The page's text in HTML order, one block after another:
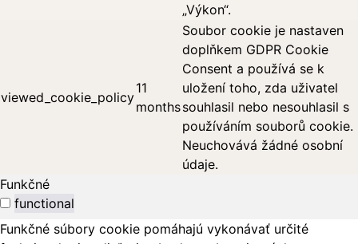
„Výkon“.
viewed_cookie_policy
11
months
Soubor cookie je nastaven
doplňkem GDPR Cookie
Consent a používá se k
uložení toho, zda uživatel
souhlasil nebo nesouhlasil s
používáním souborů cookie.
Neuchovává žádné osobní
údaje.
Funkčné
functional
Funkčné súbory cookie pomáhajú vykonávať určité